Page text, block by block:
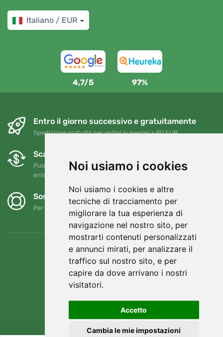
Noi usiamo i cookies
Noi usiamo i cookies e altre
tecniche di tracciamento per
migliorare la tua esperienza di
navigazione nel nostro sito, per
mostrarti contenuti personalizzati
e annunci mirati, per analizzare il
traffico sul nostro sito, e per
capire da dove arrivano i nostri
visitatori.
Accetto
Cambia le mie impostazioni
Italiano / EUR
4,7/5 97%
Entro il giorno successivo e gratuitamente
Spedizione gratuita per ordini superiori a 80 EUR
Scambi e resi gratuiti
Puoi restituire o cambiare il tuo ordine in qualsiasi momento
entro 90 giorni
Sosteniamo Trees.org
Per ogni ordine piantiamo un albero! Leggi di più